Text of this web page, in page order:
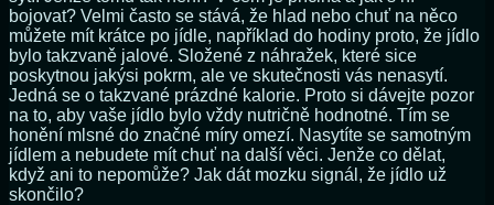
bojovat? Velmi často se stává, že hlad nebo chuť na něco
můžete mít krátce po jídle, například do hodiny proto, že jídlo
bylo takzvaně jalové. Složené z náhražek, které sice
poskytnou jakýsi pokrm, ale ve skutečnosti vás nenasytí.
Jedná se o takzvané prázdné kalorie. Proto si dávejte pozor
na to, aby vaše jídlo bylo vždy nutričně hodnotné. Tím se
honění mlsné do značné míry omezí. Nasytíte se samotným
jídlem a nebudete mít chuť na další věci. Jenže co dělat,
když ani to nepomůže? Jak dát mozku signál, že jídlo už
skončilo?